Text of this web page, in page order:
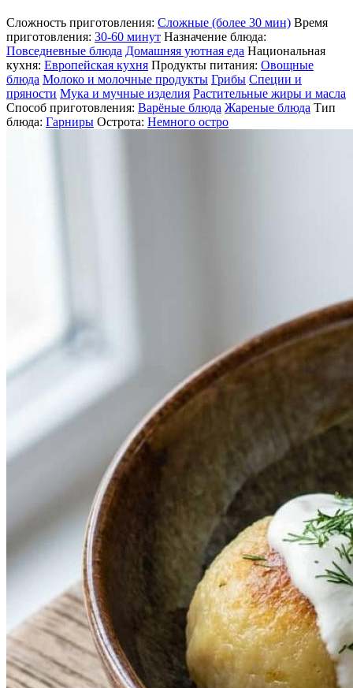
Сложность приготовления: Сложные (более 30 мин) Время
приготовления: 30-60 минут Назначение блюда:
Повседневные блюда Домашняя уютная еда Национальная
кухня: Европейская кухня Продукты питания: Овощные
блюда Молоко и молочные продукты Грибы Специи и
пряности Мука и мучные изделия Растительные жиры и масла
Способ приготовления: Варёные блюда Жареные блюда Тип
блюда: Гарниры Острота: Немного остро